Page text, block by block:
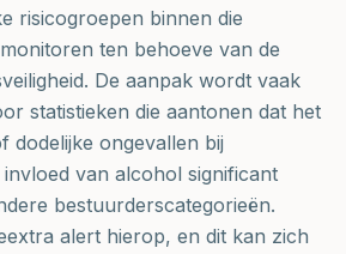
risicogroepen binnen die
ten behoeve van de
De aanpak wordt vaak
statistieken die aantonen dat het
dodelijke ongevallen bij
van alcohol significant
bestuurderscategorieën.
alert hierop, en dit kan zich